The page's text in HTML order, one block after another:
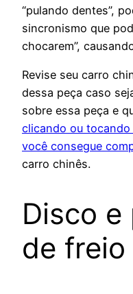
“pulando dentes”,
sincronismo que
chocarem”,
Revise seu carro
dessa peça caso
sobre essa peça e
clicando ou tocando
você consegue
carro chinês.
Disco e
de freio